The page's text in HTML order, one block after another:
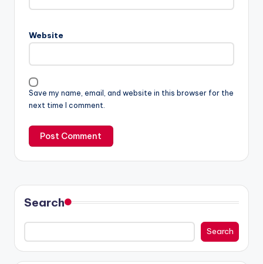
Website
Save my name, email, and website in this browser for the
next time I comment.
Search
Search